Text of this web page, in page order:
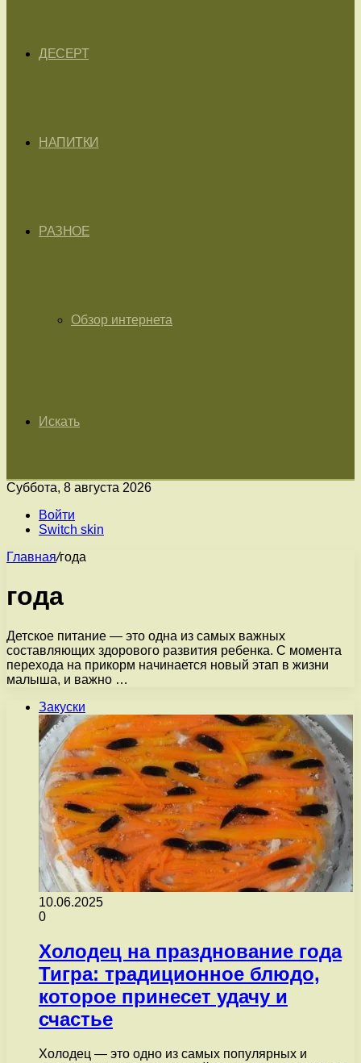
ДЕСЕРТ
НАПИТКИ
РАЗНОЕ
Обзор интернета
Искать
Суббота, 8 августа 2026
Войти
Switch skin
Главная/года
года
Детское питание — это одна из самых важных
составляющих здорового развития ребенка. С момента
перехода на прикорм начинается новый этап в жизни
малыша, и важно …
Закуски
10.06.2025
0
Холодец на празднование года
Тигра: традиционное блюдо,
которое принесет удачу и
счастье
Холодец — это одно из самых популярных и